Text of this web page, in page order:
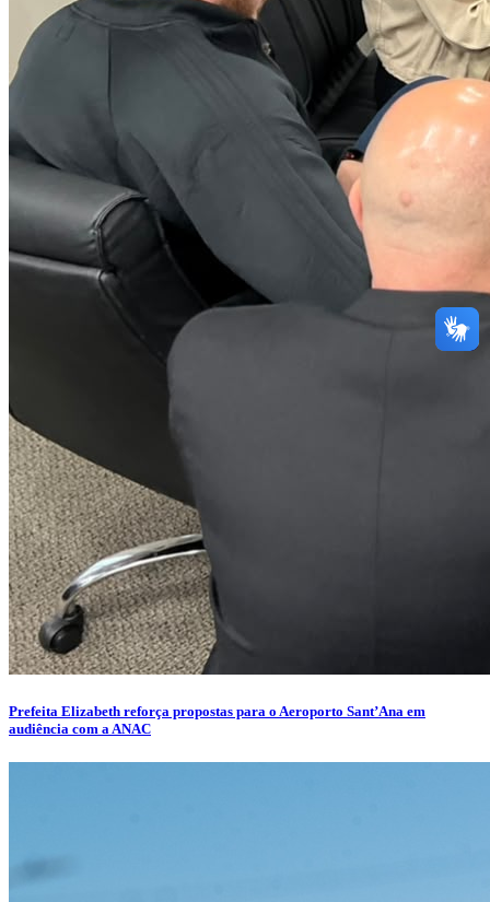
Prefeita Elizabeth reforça propostas para o Aeroporto Sant’Ana em
audiência com a ANAC